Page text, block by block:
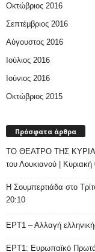
Οκτώβριος 2016
Σεπτέμβριος 2016
Αύγουστος 2016
Ιούλιος 2016
Ιούνιος 2016
Οκτώβριος 2015
Πρόσφατα άρθρα
ΤΟ ΘΕΑΤΡΟ ΤΗΣ
του Λουκιανού |
H Σουμπερτιάδα στο
20:10
ΕΡΤ1 – Αλλαγή
ΕΡΤ1: Ευρωπαϊκό